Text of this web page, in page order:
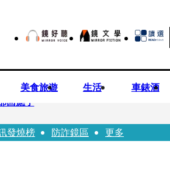
美食旅遊 生活 車錶酒
回應了
咽吐露：不再偽裝完美
發燒榜 防詐鏡區 更多